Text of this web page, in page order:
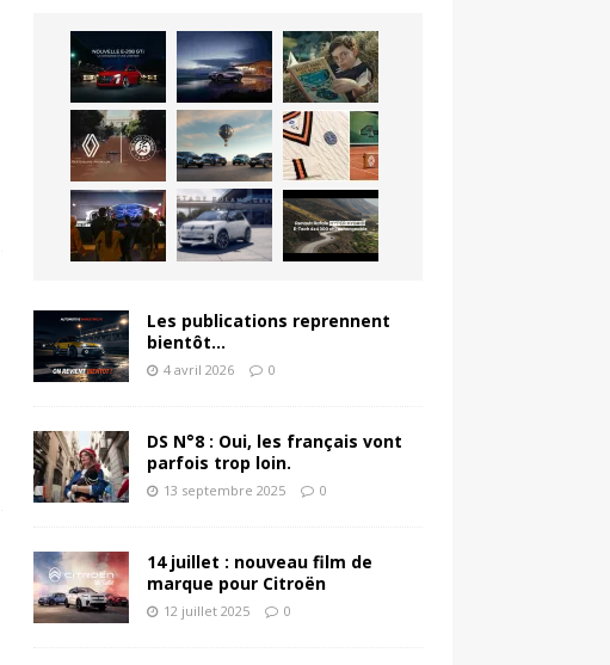
Les publications reprennent
bientôt…
4 avril 2026 0
DS N°8 : Oui, les français vont
parfois trop loin.
13 septembre 2025 0
14 juillet : nouveau film de
marque pour Citroën
12 juillet 2025 0